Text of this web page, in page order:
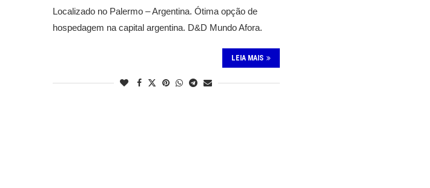
Localizado no Palermo – Argentina. Ótima opção de
hospedagem na capital argentina. D&D Mundo Afora.
LEIA MAIS